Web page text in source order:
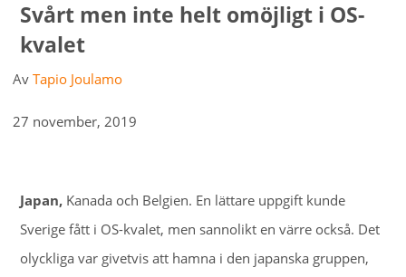
Svårt men inte helt omöjligt i OS-
kvalet
AvTapio Joulamo
27 november, 2019
Japan, Kanada och Belgien. En lättare uppgift kunde
Sverige fått i OS-kvalet, men sannolikt en värre också. Det
olyckliga var givetvis att hamna i den japanska gruppen,